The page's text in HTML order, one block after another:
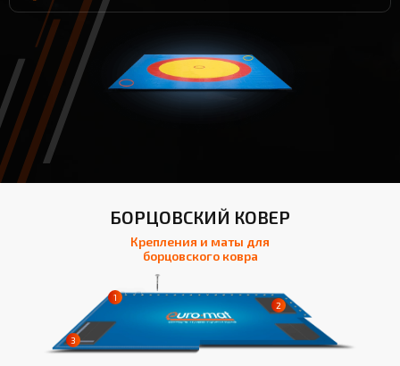
БОРЦОВСКИЙ КОВЕР
Крепления и маты для
борцовского ковра